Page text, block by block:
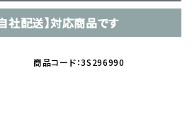
社配送】対応商品です
商品コード：3S296990